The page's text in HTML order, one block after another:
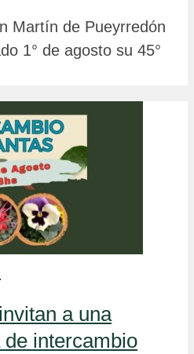
Martín de Pueyrredón
1° de agosto su 45°
a una
intercambio